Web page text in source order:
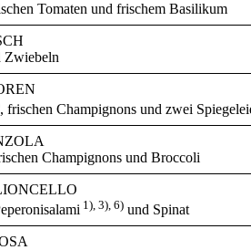
Tomaten und frischem Basilikum
Zwiebeln
, frischen Champignons und zwei
Champignons und Broccoli
1), 3), 6) und Spinat